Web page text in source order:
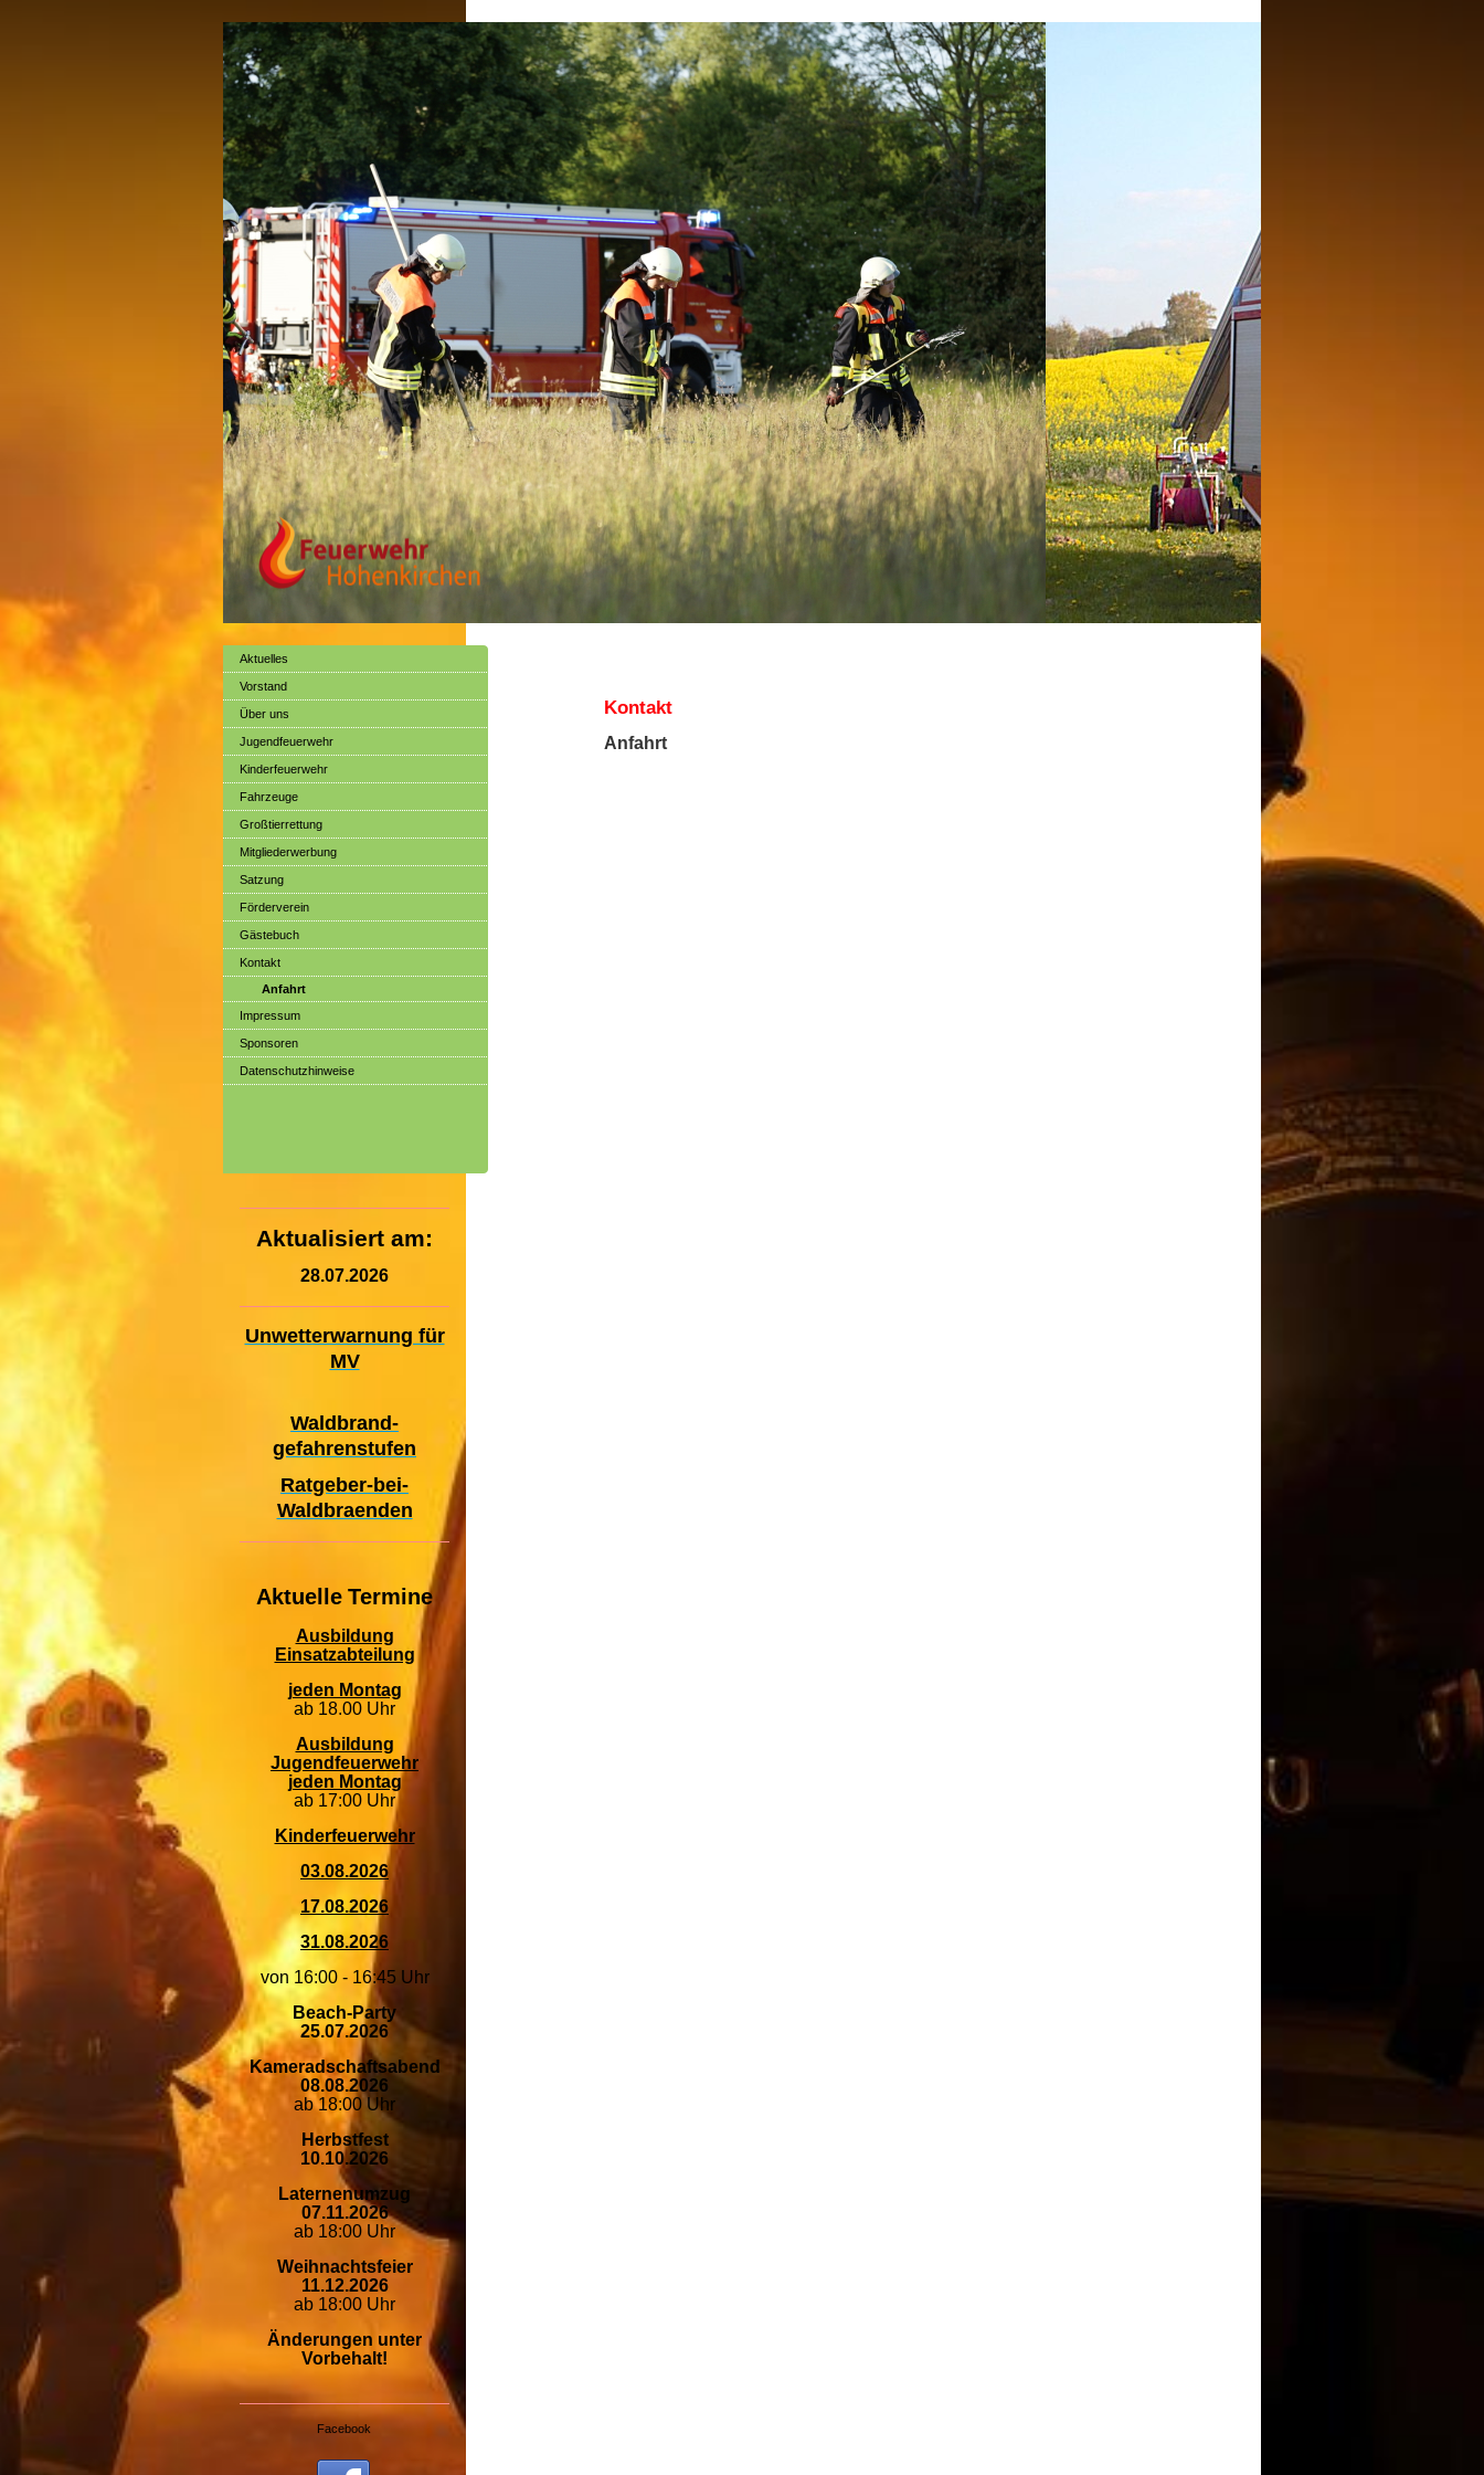
Kontakt
Anfahrt
Aktuelles
Vorstand
Über uns
Jugendfeuerwehr
Kinderfeuerwehr
Fahrzeuge
Großtierrettung
Mitgliederwerbung
Satzung
Förderverein
Gästebuch
Kontakt
Anfahrt
Impressum
Sponsoren
Datenschutzhinweise
Aktualisiert am:
28.07.2026
Unwetterwarnung für
MV
Waldbrand-
gefahrenstufen
Ratgeber-bei-
Waldbraenden
Aktuelle Termine
Ausbildung
Einsatzabteilung
jeden Montag
ab 18.00 Uhr
Ausbildung
Jugendfeuerwehr
jeden Montag
ab 17:00 Uhr
Kinderfeuerwehr
03.08.2026
17.08.2026
31.08.2026
von 16:00 - 16:45 Uhr
Beach-Party
25.07.2026
Kameradschaftsabend
08.08.2026
ab 18:00 Uhr
Herbstfest
10.10.2026
Laternenumzug
07.11.2026
ab 18:00 Uhr
Weihnachtsfeier
11.12.2026
ab 18:00 Uhr
Änderungen unter
Vorbehalt!
Facebook